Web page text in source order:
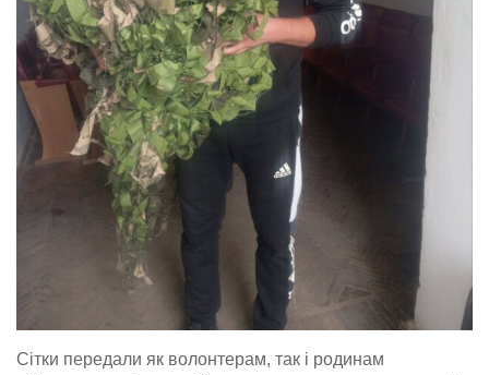
Сітки передали як волонтерам, так і родинам